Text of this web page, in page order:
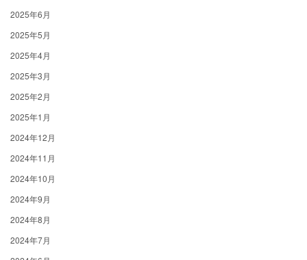
2025年6月
2025年5月
2025年4月
2025年3月
2025年2月
2025年1月
2024年12月
2024年11月
2024年10月
2024年9月
2024年8月
2024年7月